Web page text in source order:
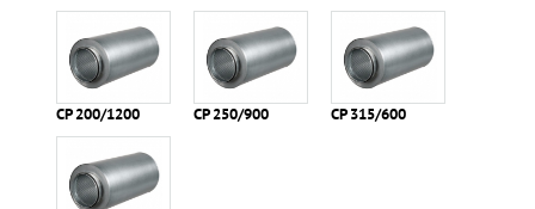
СР 200/1200 СР 250/900 CР 315/600